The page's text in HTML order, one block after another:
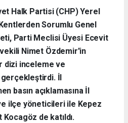
Halk Partisi (CHP) Yerel
Sorumlu Genel
Parti Meclisi Üyesi Ecevit
Nimet Özdemir'in
dizi inceleme ve
İl
basın açıklamasına İl
ve ilçe yöneticileri ile Kepez
Kocagöz de katıldı.